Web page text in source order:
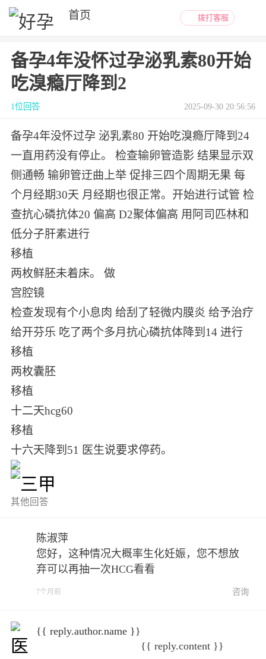
拨打客服
首页
备孕百科
试管攻略
助孕回答
生殖机构大全
好孕日记
关于好孕帮
备孕4年没怀过孕泌乳素80开始
吃溴瘾厅降到2
1位回答 2025-09-30 20:56:56
备孕4年没怀过孕 泌乳素80 开始吃溴瘾厅降到24
一直用药没有停止。 检查输卵管造影 结果显示双
侧通畅 输卵管迂曲上举 促排三四个周期无果 每
个月经期30天 月经期也很正常。开始进行试管 检
查抗心磷抗体20 偏高 D2聚体偏高 用阿司匹林和
低分子肝素进行
移植
两枚鲜胚未着床。 做
宫腔镜
检查发现有个小息肉 给刮了轻微内膜炎 给予治疗
给开芬乐 吃了两个多月抗心磷抗体降到14 进行
移植
两枚囊胚
移植
十二天hcg60
移植
十六天降到51 医生说要求停药。
其他回答
陈淑萍
您好，这种情况大概率生化妊娠，您不想放
弃可以再抽一次HCG看看
7个月前 咨询
{{ reply.author.name }}
{{ reply.content }}